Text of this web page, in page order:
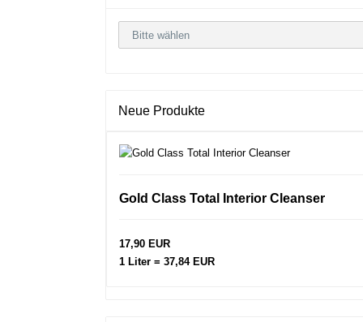
Neue Produkte
Gold Class Total Interior Cleanser
17,90 EUR
1 Liter = 37,84 EUR